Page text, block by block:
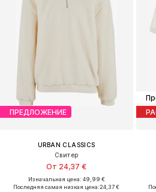
ПРЕДЛОЖЕНИЕ
URBAN CLASSICS
Свитер
От 24,37 €
Изначальная цена: 49,99 €
Последняя самая низкая цена:24,37 €